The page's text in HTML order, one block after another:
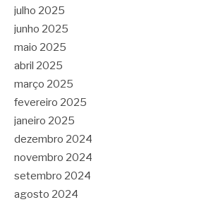
julho 2025
junho 2025
maio 2025
abril 2025
março 2025
fevereiro 2025
janeiro 2025
dezembro 2024
novembro 2024
setembro 2024
agosto 2024